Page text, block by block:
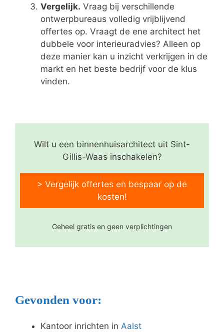
Vergelijk. Vraag bij verschillende
ontwerpbureaus volledig vrijblijvend
offertes op. Vraagt de ene architect het
dubbele voor interieuradvies? Alleen op
deze manier kan u inzicht verkrijgen in de
markt en het beste bedrijf voor de klus
vinden.
Wilt u een binnenhuisarchitect uit Sint-
Gillis-Waas inschakelen?
> Vergelijk offertes en bespaar op de
kosten!
Geheel gratis en geen verplichtingen
Gevonden voor:
Kantoor inrichten in Aalst